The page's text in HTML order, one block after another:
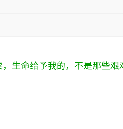
生命给予我的，不是那些